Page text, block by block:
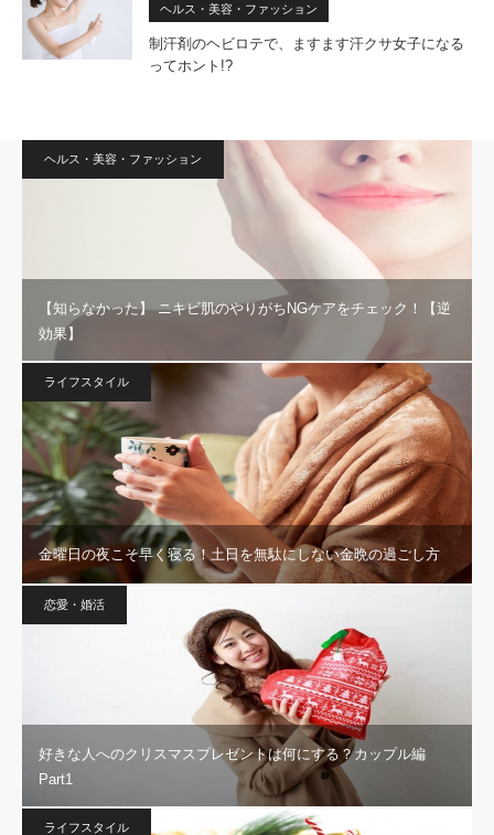
ヘルス・美容・ファッション
制汗剤のヘビロテで、ますます汗クサ女子になる
ってホント!?
ヘルス・美容・ファッション
【知らなかった】 ニキビ肌のやりがちNGケアをチェック！【逆
効果】
ライフスタイル
金曜日の夜こそ早く寝る！土日を無駄にしない金晩の過ごし方
恋愛・婚活
好きな人へのクリスマスプレゼントは何にする？カップル編
Part1
ライフスタイル